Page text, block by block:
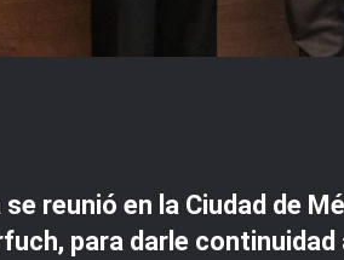
reunió en la Ciudad de
para darle